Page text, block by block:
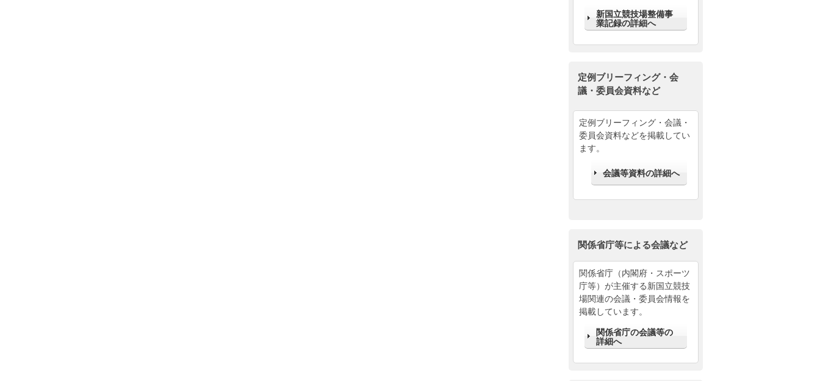
新国立競技場整備事
業記録の詳細へ
定例ブリーフィング・会
議・委員会資料など
定例ブリーフィング・会議・
委員会資料などを掲載してい
ます。
会議等資料の詳細へ
関係省庁等による会議など
関係省庁（内閣府・スポーツ
庁等）が主催する新国立競技
場関連の会議・委員会情報を
掲載しています。
関係省庁の会議等の
詳細へ